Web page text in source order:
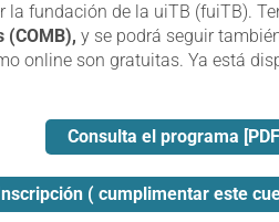
la fundación de la uiTB (fuiTB).
(COMB), y se podrá seguir
online son gratuitas. Ya está
Consulta el programa
( cumplimentar este